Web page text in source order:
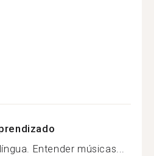
Entender músicas...